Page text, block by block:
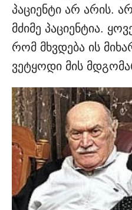
პაციენტი არ არის.
მძიმე პაციენტია.
რომ მხვდება ის
ვეტყოდი მის